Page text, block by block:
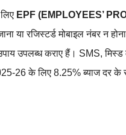
EPF (EMPLOYEES’
या रजिस्टर्ड मोबाइल नंबर न
उपलब्ध कराए हैं। SMS,
26 के लिए 8.25% ब्याज दर